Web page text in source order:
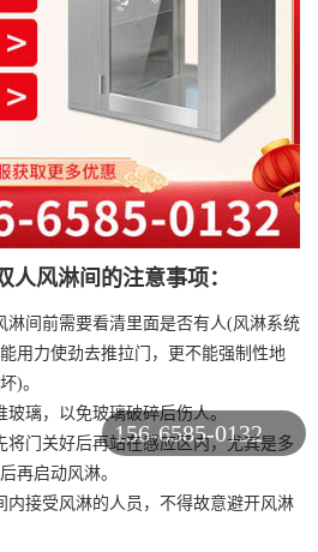
人风淋间的注意事项：
淋间前需要看清里面是否有人(风淋系统
用力使劲去推拉门，更不能强制性地
)。
玻璃，以免玻璃破碎后伤人。
将门关好后再站在感应区内，尤其是多
再启动风淋。
内接受风淋的人员，不得故意避开风淋
156-6585-0132